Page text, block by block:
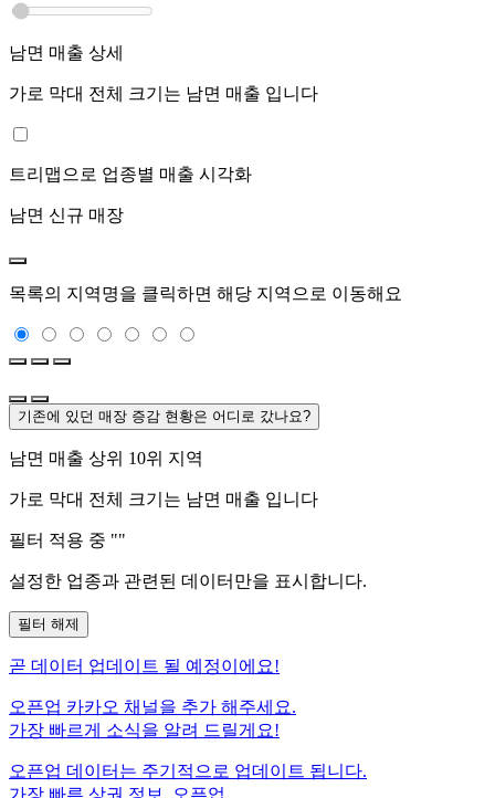
남면 매출 상세
가로 막대 전체 크기는 남면 매출 입니다
트리맵으로 업종별 매출 시각화
남면 신규 매장
목록의 지역명을 클릭하면 해당 지역으로 이동해요
기존에 있던 매장 증감 현황은 어디로 갔나요?
남면 매출 상위 10위 지역
가로 막대 전체 크기는 남면 매출 입니다
필터 적용 중 ""
설정한 업종과 관련된 데이터만을 표시합니다.
필터 해제
곧 데이터 업데이트 될 예정이에요!
오픈업 카카오 채널을 추가 해주세요.
가장 빠르게 소식을 알려 드릴게요!
오픈업 데이터는 주기적으로 업데이트 됩니다.
가장 빠른 상권 정보, 오픈업